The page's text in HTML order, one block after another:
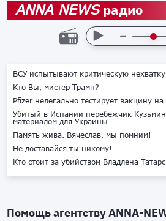
ANNA NEWSрадио
ВСУ испытывают критическую
Кто Вы, мистер Трамп?
Pfizer нелегально тестирует вакцину
Убитый в Испании перебежчик
материалом для Украины
Память жива. Вячеслав, мы помним!
Не доставайся ты никому!
Кто стоит за убийством Владлена
Помощь агентствуANNA-